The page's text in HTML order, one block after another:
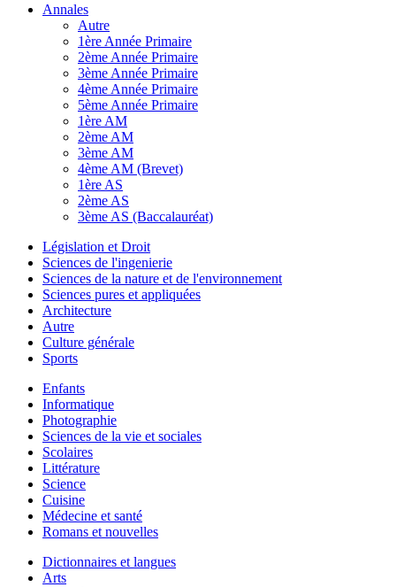
Annales
Autre
1ère Année Primaire
2ème Année Primaire
3ème Année Primaire
4ème Année Primaire
5ème Année Primaire
1ère AM
2ème AM
3ème AM
4ème AM (Brevet)
1ère AS
2ème AS
3ème AS (Baccalauréat)
Législation et Droit
Sciences de l'ingenierie
Sciences de la nature et de l'environnement
Sciences pures et appliquées
Architecture
Autre
Culture générale
Sports
Enfants
Informatique
Photographie
Sciences de la vie et sociales
Scolaires
Littérature
Science
Cuisine
Médecine et santé
Romans et nouvelles
Dictionnaires et langues
Arts